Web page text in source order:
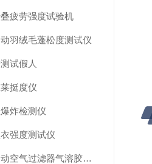
疲劳强度试验机
羽绒毛蓬松度测试仪
试假人
挺度仪
炸检测仪
强度测试仪
全自动空气过滤器气溶胶细菌截留测试仪